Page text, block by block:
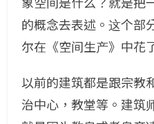
象空间是什么？就是把
的概念去表述。这个部
尔在《空间生产》中花
以前的建筑都是跟宗教
治中心，教堂等。建筑